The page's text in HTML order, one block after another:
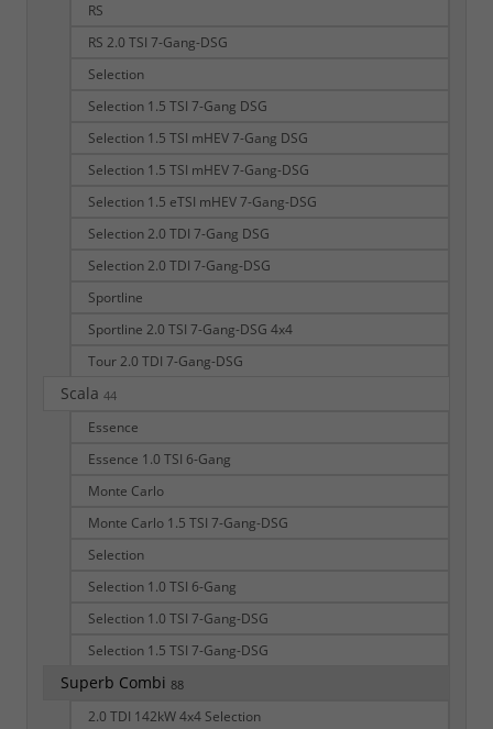
RS
RS 2.0 TSI 7-Gang-DSG
Selection
Selection 1.5 TSI 7-Gang DSG
Selection 1.5 TSI mHEV 7-Gang DSG
Selection 1.5 TSI mHEV 7-Gang-DSG
Selection 1.5 eTSI mHEV 7-Gang-DSG
Selection 2.0 TDI 7-Gang DSG
Selection 2.0 TDI 7-Gang-DSG
Sportline
Sportline 2.0 TSI 7-Gang-DSG 4x4
Tour 2.0 TDI 7-Gang-DSG
Scala 44
Essence
Essence 1.0 TSI 6-Gang
Monte Carlo
Monte Carlo 1.5 TSI 7-Gang-DSG
Selection
Selection 1.0 TSI 6-Gang
Selection 1.0 TSI 7-Gang-DSG
Selection 1.5 TSI 7-Gang-DSG
Superb Combi 88
2.0 TDI 142kW 4x4 Selection